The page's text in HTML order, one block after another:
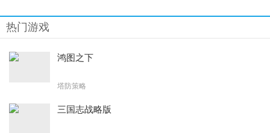
热门游戏
鸿图之下
塔防策略
三国志战略版